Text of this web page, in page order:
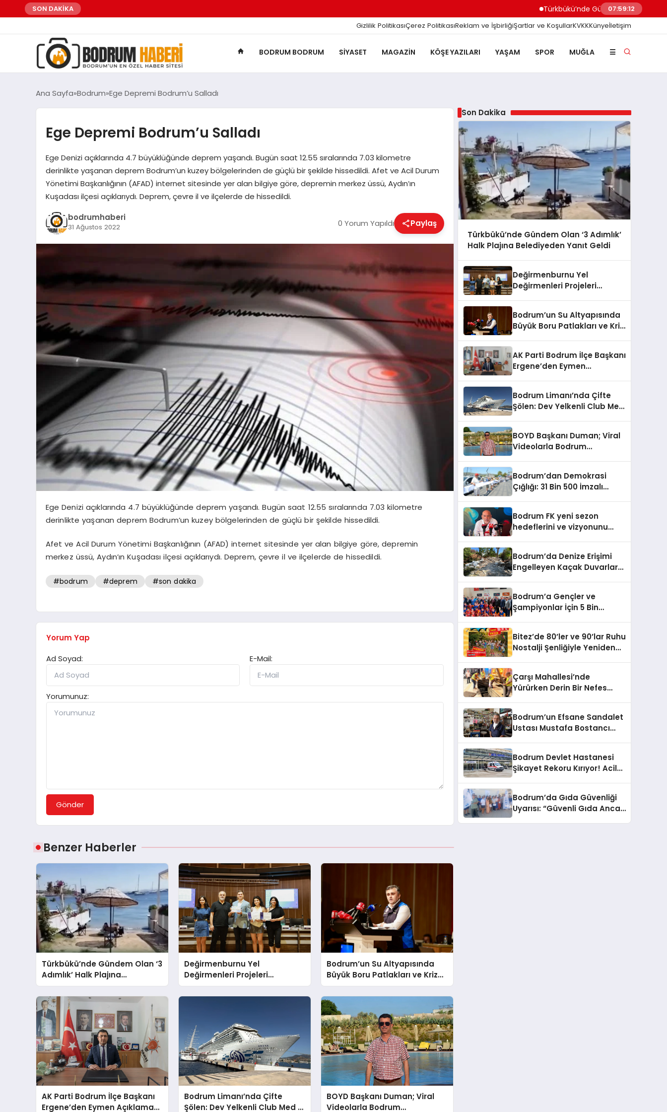
SON DAKİKA Türkbükü’nde Gündem Olan ‘3 Adımlık’
07:59:13
Gizlilik PolitikasıÇerez PolitikasıReklam ve İşbirliğiŞartlar ve KoşullarKVKKKünyeİletişim
BODRUM BODRUM SIYASET MAGAZIN KÖŞE YAZILARI YAŞAM SPOR MUĞLA ☰
Ana Sayfa Bodrum Ege Depremi Bodrum’u Salladı
Ege Depremi Bodrum’u Salladı
Ege Denizi açıklarında 4.7 büyüklüğünde deprem yaşandı. Bugün saat 12.55 sıralarında 7.03 kilometre
derinlikte yaşanan deprem Bodrum’un kuzey bölgelerinden de güçlü bir şekilde hissedildi. Afet ve Acil Durum
Yönetimi Başkanlığının (AFAD) internet sitesinde yer alan bilgiye göre, depremin merkez üssü, Aydın’ın
Kuşadası ilçesi açıklarıydı. Deprem, çevre il ve ilçelerde de hissedildi.
bodrumhaberi
31 Ağustos 2022 0 Yorum Yapıldı Paylaş
Ege Denizi açıklarında 4.7 büyüklüğünde deprem yaşandı. Bugün saat 12.55 sıralarında 7.03 kilometre
derinlikte yaşanan deprem Bodrum’un kuzey bölgelerinden de güçlü bir şekilde hissedildi.
Afet ve Acil Durum Yönetimi Başkanlığının (AFAD) internet sitesinde yer alan bilgiye göre, depremin
merkez üssü, Aydın’ın Kuşadası ilçesi açıklarıydı. Deprem, çevre il ve ilçelerde de hissedildi.
#bodrum #deprem #son dakika
Yorum Yap
Ad Soyad:
E-Mail:
Yorumunuz:
Gönder
Benzer Haberler
Türkbükü’nde Gündem Olan ‘3
Adımlık’ Halk Plajına
Belediyeden Yanıt Geldi
Değirmenburnu Yel
Değirmenleri Projeleri
Ödüllendirildi
Bodrum’un Su Altyapısında
Büyük Boru Patlakları ve Kriz
Yönetimi Geride Kalıyor
AK Parti Bodrum İlçe Başkanı
Ergene’den Eymen Açıklaması:
Bodrum Limanı’nda Çifte
Şölen: Dev Yelkenli Club Med 2
BOYD Başkanı Duman; Viral
Videolarla Bodrum
Son Dakika
Türkbükü’nde Gündem Olan ‘3 Adımlık’
Halk Plajına Belediyeden Yanıt Geldi
Değirmenburnu Yel
Değirmenleri Projeleri
Bodrum’un Su Altyapısında
Büyük Boru Patlakları ve Kriz
AK Parti Bodrum İlçe Başkanı
Ergene’den Eymen
Malzeme Yapılmasını
Kınıyorum”
Bodrum Limanı’nda Çifte
Şölen: Dev Yelkenli Club Med
BOYD Başkanı Duman; Viral
Videolarla Bodrum
Bodrum’dan Demokrasi
Çığlığı: 31 Bin 500 İmzalı
Bodrum FK yeni sezon
hedeflerini ve vizyonunu
Bodrum’da Denize Erişimi
Engelleyen Kaçak Duvarlar
Bodrum’a Gençler ve
Şampiyonlar İçin 5 Bin
Bitez’de 80’ler ve 90’lar Ruhu
Nostalji Şenliğiyle Yeniden
Çarşı Mahallesi’nde
Yürürken Derin Bir Nefes
Bodrum’un Efsane Sandalet
Ustası Mustafa Bostancı
Bodrum Devlet Hastanesi
Şikayet Rekoru Kırıyor! Acil
Bodrum’da Gıda Güvenliği
Uyarısı: “Güvenli Gıda Ancak